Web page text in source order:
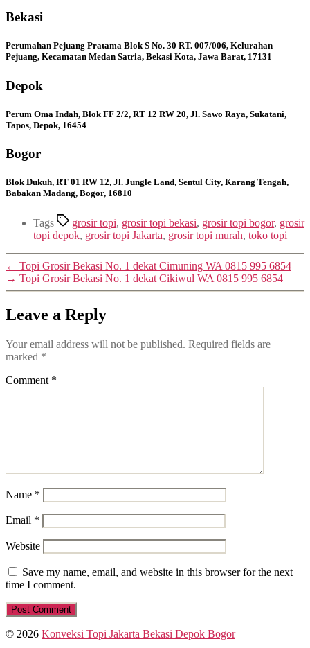
Bekasi
Perumahan Pejuang Pratama Blok S No. 30 RT. 007/006, Kelurahan
Pejuang, Kecamatan Medan Satria, Bekasi Kota, Jawa Barat, 17131
Depok
Perum Oma Indah, Blok FF 2/2, RT 12 RW 20, Jl. Sawo Raya, Sukatani,
Tapos, Depok, 16454
Bogor
Blok Dukuh, RT 01 RW 12, Jl. Jungle Land, Sentul City, Karang Tengah,
Babakan Madang, Bogor, 16810
Tags grosir topi, grosir topi bekasi, grosir topi bogor, grosir
topi depok, grosir topi Jakarta, grosir topi murah, toko topi
← Topi Grosir Bekasi No. 1 dekat Cimuning WA 0815 995 6854
→ Topi Grosir Bekasi No. 1 dekat Cikiwul WA 0815 995 6854
Leave a Reply
Your email address will not be published. Required fields are
marked *
Comment *
Name *
Email *
Website
Save my name, email, and website in this browser for the next
time I comment.
© 2026 Konveksi Topi Jakarta Bekasi Depok Bogor